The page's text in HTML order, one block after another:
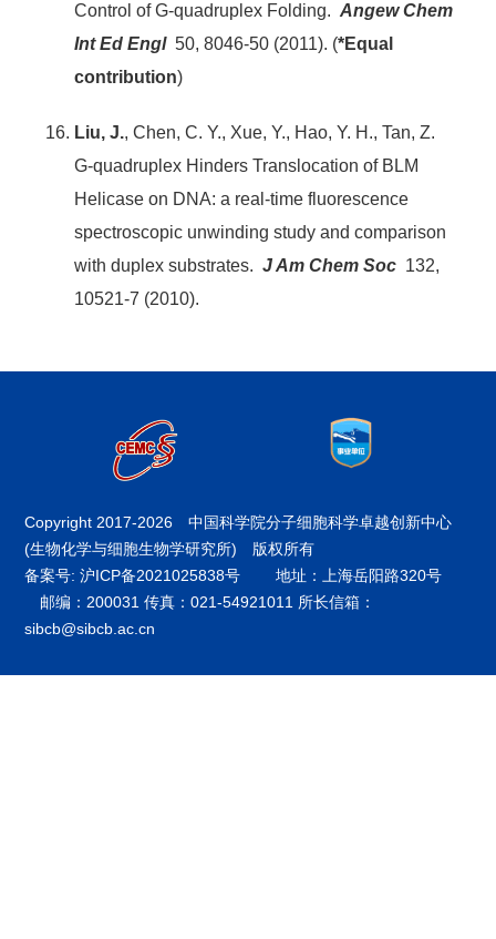
Control of G-quadruplex Folding.Angew Chem
Int Ed Engl50, 8046-50 (2011). (*Equal
contribution)
Liu, J., Chen, C. Y., Xue, Y., Hao, Y. H., Tan, Z.
G-quadruplex Hinders Translocation of BLM
Helicase on DNA: a real-time fluorescence
spectroscopic unwinding study and comparison
with duplex substrates.J Am Chem Soc 132,
10521-7 (2010).
Copyright 2017-2026 中国科学院分子细胞科学卓越创新中心
(生物化学与细胞生物学研究所) 版权所有
备案号: 沪ICP备2021025838号
地址：上海岳阳路320号
邮编：200031 传真：021-54921011 所长信箱：
sibcb@sibcb.ac.cn